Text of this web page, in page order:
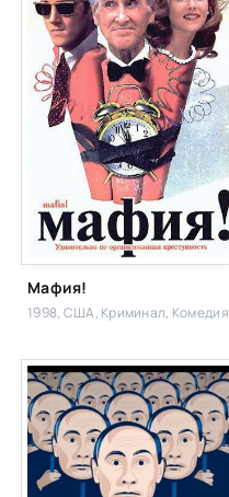
Мафия!
1998, США, Криминал, Комедия